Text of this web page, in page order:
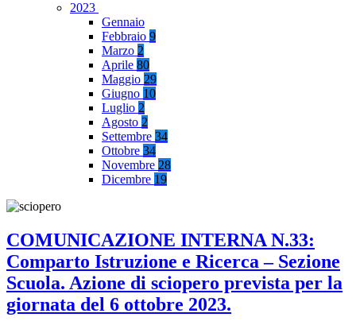
2023
Gennaio
Febbraio 9
Marzo 2
Aprile 80
Maggio 29
Giugno 10
Luglio 2
Agosto 2
Settembre 34
Ottobre 34
Novembre 28
Dicembre 19
COMUNICAZIONE INTERNA N.33:
Comparto Istruzione e Ricerca – Sezione
Scuola. Azione di sciopero prevista per la
giornata del 6 ottobre 2023.